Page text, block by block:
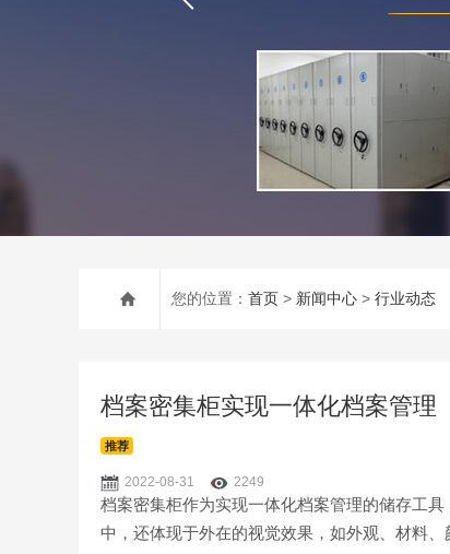
您的位置： 首页 > 新闻中心 > 行业动态
档案密集柜实现一体化档案管理
推荐
2022-08-31 2249
档案密集柜作为实现一体化档案管理的储存工
中，还体现于外在的视觉效果，如外观、材料